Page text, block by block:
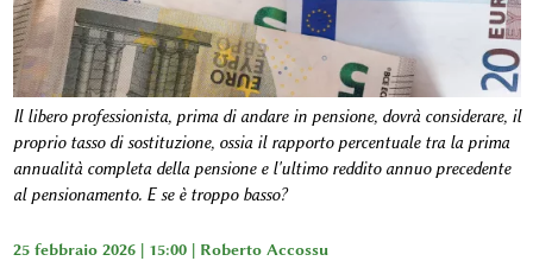
Il libero professionista, prima di andare in pensione, dovrà considerare, il
proprio tasso di sostituzione, ossia il rapporto percentuale tra la prima
annualità completa della pensione e l'ultimo reddito annuo precedente
al pensionamento. E se è troppo basso?
25 febbraio 2026 | 15:00 | Roberto Accossu